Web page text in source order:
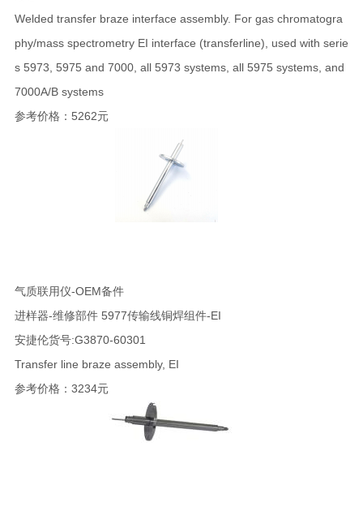
Welded transfer braze interface assembly. For gas chromatogra
phy/mass spectrometry EI interface (transferline), used with serie
s 5973, 5975 and 7000, all 5973 systems, all 5975 systems, and
7000A/B systems
参考价格：5262元
气质联用仪-OEM备件
进样器-维修部件 5977传输线铜焊组件-EI
安捷伦货号:G3870-60301
Transfer line braze assembly, EI
参考价格：3234元